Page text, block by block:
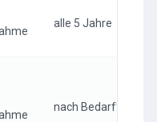
alle 5 Jahre
nach Bedarf*